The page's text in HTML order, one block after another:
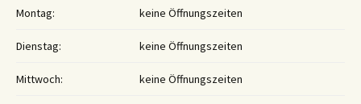
Montag: keine Öffnungszeiten
Dienstag: keine Öffnungszeiten
Mittwoch: keine Öffnungszeiten